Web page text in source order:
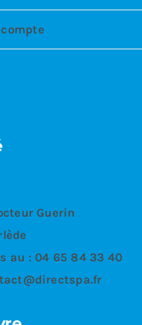
Guerin
au :04 65 84 33 40